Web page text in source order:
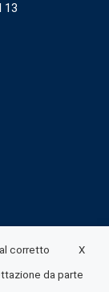
13
X
corretto
da parte